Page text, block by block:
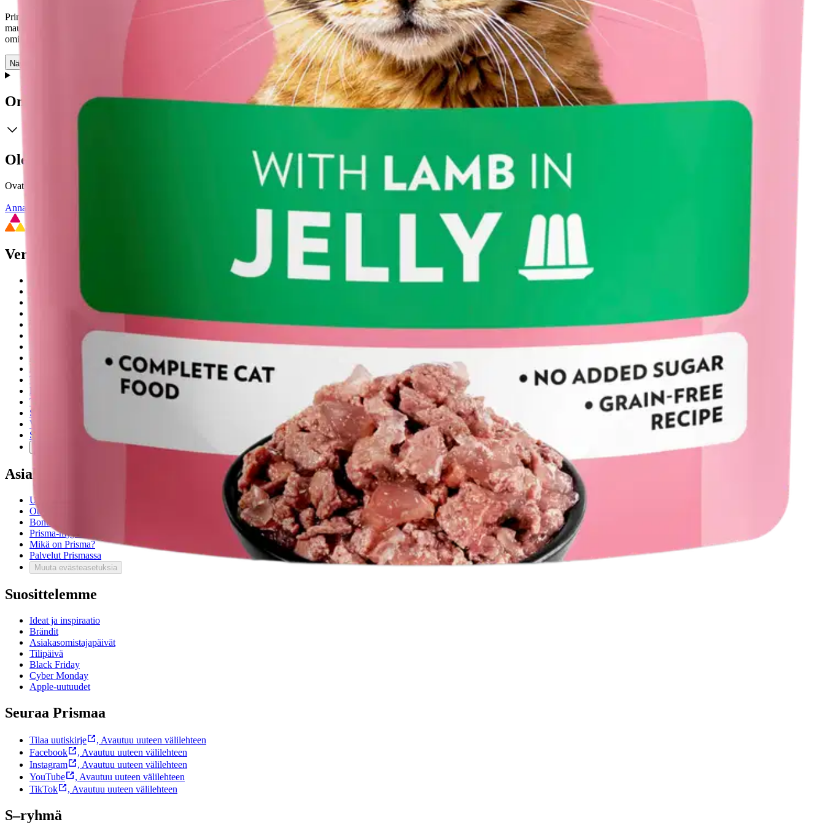
PrimaCat Lammasta hyytelössä -annospussit pitävät huolta siitä, että kissasi saa kaikki tarvitsemansa ravintoaineet helposti houkuttelevassa muodossa. Annospussissa on puolet herkullista hyytelöä, puolet
maukkaita lampaanmakuisia lihasuikaleita. Pakkauksesta et löydä mitään ylimääräistä, sillä reseptimme on viljaton, eikä se sisällä lisättyä sokeria, maissia, soijaa tai geenimuunneltuja ainesosia. Nämä
ominaisuudet tekevät Classic-kissanruoistamme ainutlaatuisia täysravintoja markettien kissanruokahyllyssä.
Näytä lisää
Ominaisuudet
Oletko tyytyväinen tuotetietoihin?
Ovatko tuotetiedot riittävät? Jos tuotetiedoissa on puutteita tai niitä voisi muuten parantaa, anna palautetta.
Anna palautetta
Verkkokauppa
Ensitilaajan pikaopas
Myymälänouto
Takuu ja huolto
Tilaus- ja toimitusehdot
Käyttöehdot
Tietosuojakäytäntö
Saavutettavuus
Vastuullisuus
Sivukartta
Mitä pidät Prisma.fi-verkkokaupasta?
Asiakaspalvelu
Usein kysytyt kysymykset
Ota yhteyttä asiakaspalveluun
Bonus ja asiakasomistajuus
Prisma-myymälöiden yhteystiedot
Mikä on Prisma?
Palvelut Prismassa
Muuta evästeasetuksia
Suosittelemme
Ideat ja inspiraatio
Brändit
Asiakasomistajapäivät
Tilipäivä
Black Friday
Cyber Monday
Apple-uutuudet
Seuraa Prismaa
Tilaa uutiskirje , Avautuu uuteen välilehteen
Facebook
, Avautuu uuteen välilehteen
Instagram
, Avautuu uuteen välilehteen
YouTube
, Avautuu uuteen välilehteen
TikTok
, Avautuu uuteen välilehteen
S–ryhmä